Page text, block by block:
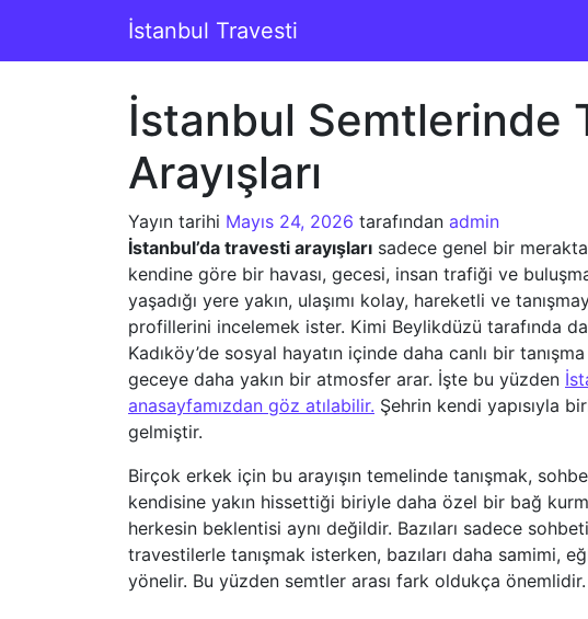
Ana gezintiİstanbul Travesti
İstanbul Semtlerinde
Arayışları
Yayın tarihi Mayıs 24, 2026 tarafından admin
İstanbul’da travesti arayışları sadece genel bir
kendine göre bir havası, gecesi, insan trafiği ve
yaşadığı yere yakın, ulaşımı kolay, hareketli ve
profillerini incelemek ister. Kimi Beylikdüzü tarafında
Kadıköy’de sosyal hayatın içinde daha canlı bir
geceye daha yakın bir atmosfer arar. İşte bu yüzden
anasayfamızdan göz atılabilir. Şehrin kendi yapısıyla
gelmiştir.
Birçok erkek için bu arayışın temelinde tanışmak,
kendisine yakın hissettiği biriyle daha özel bir bağ
herkesin beklentisi aynı değildir. Bazıları sadece
travestilerle tanışmak isterken, bazıları daha samimi,
yönelir. Bu yüzden semtler arası fark oldukça önemlidir.